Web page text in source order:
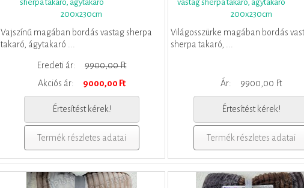
sherpa takaró, ágytakaró
200x230cm
Vajszínű magában bordás vastag sherpa
takaró, ágytakaró ...
Eredeti ár:
9900,00 Ft
Akciós ár:
9000,00 Ft
Értesítést kérek!
Termék részletes adatai
vastag sherpa takaró, ágytakaró
200x230cm
Világosszürke magában bordás
sherpa takaró, ...
Ár: 9900,00 Ft
Értesítést kérek!
Termék részletes adatai